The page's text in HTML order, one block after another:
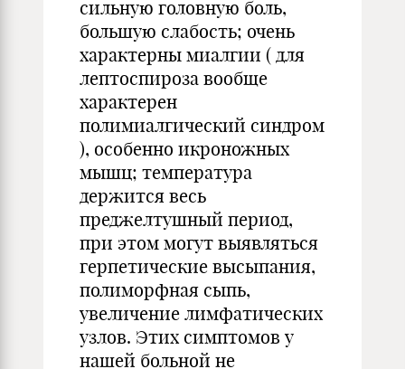
сильную головную боль,
большую слабость; очень
характерны миалгии ( для
лептоспироза вообще
характерен
полимиалгический синдром
), особенно икроножных
мышц; температура
держится весь
преджелтушный период,
при этом могут выявляться
герпетические высыпания,
полиморфная сыпь,
увеличение лимфатических
узлов. Этих симптомов у
нашей больной не